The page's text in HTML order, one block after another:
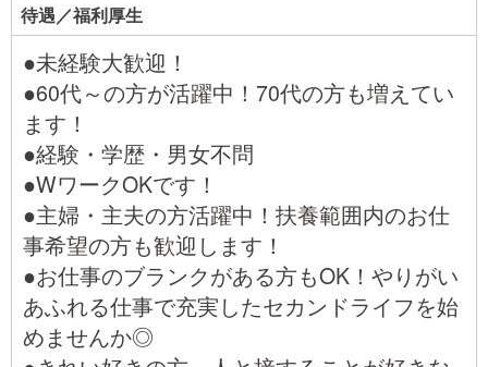
待遇／福利厚生
●未経験大歓迎！
●60代～の方が活躍中！70代の方も増えてい
ます！
●経験・学歴・男女不問
●WワークOKです！
●主婦・主夫の方活躍中！扶養範囲内のお仕
事希望の方も歓迎します！
●お仕事のブランクがある方もOK！やりがい
あふれる仕事で充実したセカンドライフを始
めませんか◎